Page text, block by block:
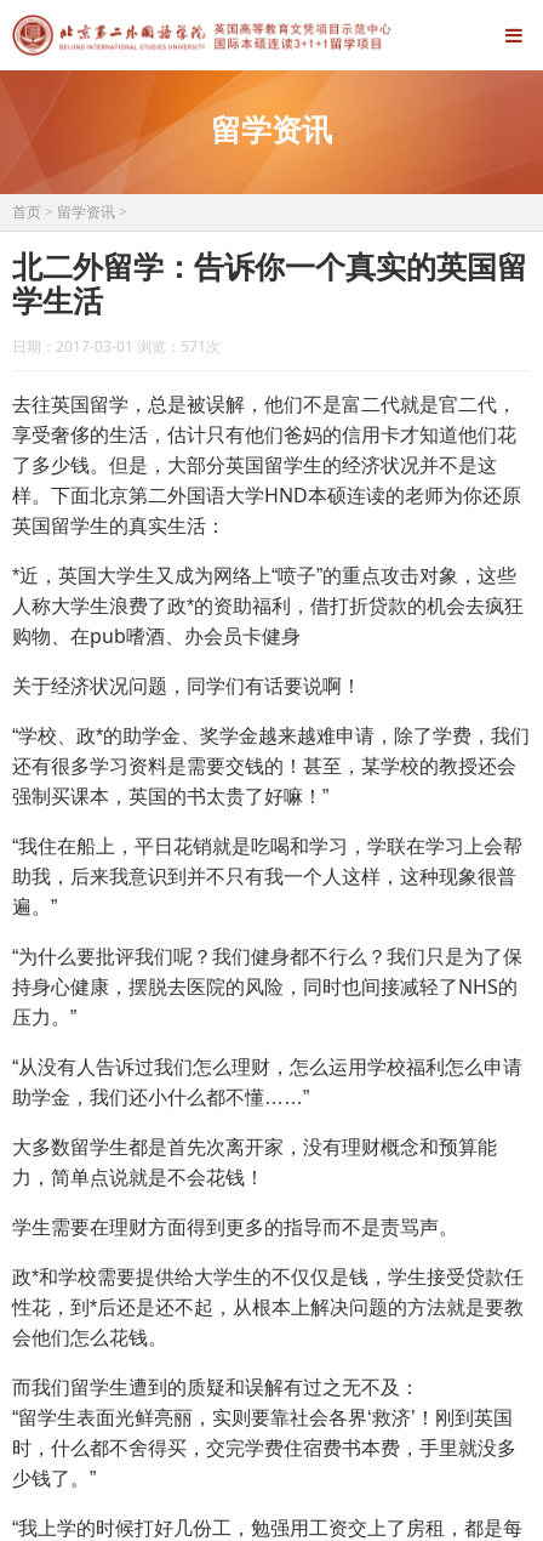
留学资讯
首页 > 留学资讯 >
北二外留学：告诉你一个真实的英国留
学生活
日期：2017-03-01 浏览： 571次
去往英国留学，总是被误解，他们不是富二代就是官二代，
享受奢侈的生活，估计只有他们爸妈的信用卡才知道他们花
了多少钱。但是，大部分英国留学生的经济状况并不是这
样。下面北京第二外国语大学HND本硕连读的老师为你还原
英国留学生的真实生活：
*近，英国大学生又成为网络上“喷子”的重点攻击对象，这些
人称大学生浪费了政*的资助福利，借打折贷款的机会去疯狂
购物、在pub嗜酒、办会员卡健身
关于经济状况问题，同学们有话要说啊！
“学校、政*的助学金、奖学金越来越难申请，除了学费，我们
还有很多学习资料是需要交钱的！甚至，某学校的教授还会
强制买课本，英国的书太贵了好嘛！”
“我住在船上，平日花销就是吃喝和学习，学联在学习上会帮
助我，后来我意识到并不只有我一个人这样，这种现象很普
遍。”
“为什么要批评我们呢？我们健身都不行么？我们只是为了保
持身心健康，摆脱去医院的风险，同时也间接减轻了NHS的
压力。”
“从没有人告诉过我们怎么理财，怎么运用学校福利怎么申请
助学金，我们还小什么都不懂……”
大多数留学生都是首先次离开家，没有理财概念和预算能
力，简单点说就是不会花钱！
学生需要在理财方面得到更多的指导而不是责骂声。
政*和学校需要提供给大学生的不仅仅是钱，学生接受贷款任
性花，到*后还是还不起，从根本上解决问题的方法就是要教
会他们怎么花钱。
而我们留学生遭到的质疑和误解有过之无不及：
“留学生表面光鲜亮丽，实则要靠社会各界‘救济’！刚到英国
时，什么都不舍得买，交完学费住宿费书本费，手里就没多
少钱了。”
“我上学的时候打好几份工，勉强用工资交上了房租，都是每